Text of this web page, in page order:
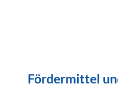
Fördermittel